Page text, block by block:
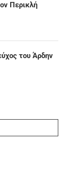
Περικλή
του Άρδην